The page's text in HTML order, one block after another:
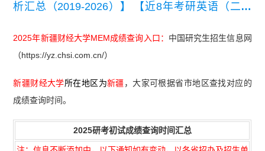
析汇总（2019-2026）】
【近8年考研英语（二）
类联考综合能力真题及答案【完整版】】
2025年新疆财经大学MEM成绩查询入口： 中国研究生招生信息网
（https://yz.chsi.com.cn/）
新疆财经大学所在地区为新疆，大家可根据省市地区查找对应的
成绩查询时间。
2025研考初试成绩查询时间汇总